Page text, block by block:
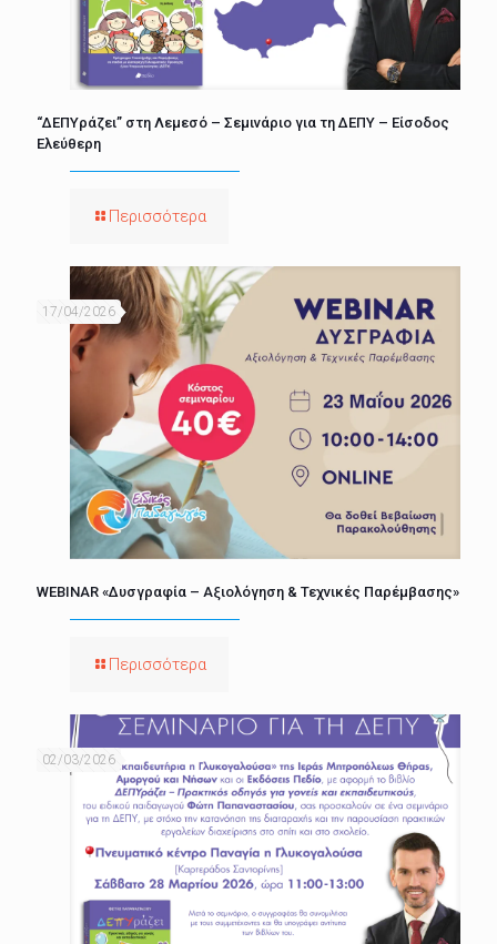
“ΔΕΠΥράζει” στη Λεμεσό – Σεμινάριο για τη ΔΕΠΥ – Είσοδος
Ελεύθερη
Περισσότερα
17/04/2026
WEBINAR «Δυσγραφία – Αξιολόγηση & Τεχνικές Παρέμβασης»
Περισσότερα
02/03/2026